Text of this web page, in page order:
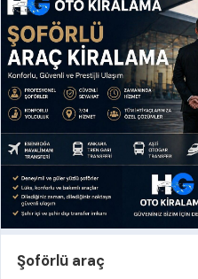
Şoförlü araç